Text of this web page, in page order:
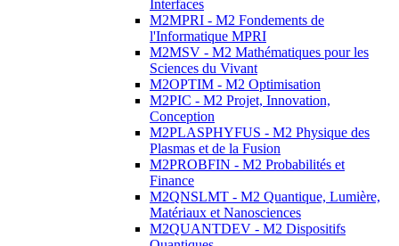
Interfaces
M2MPRI - M2 Fondements de
l'Informatique MPRI
M2MSV - M2 Mathématiques pour les
Sciences du Vivant
M2OPTIM - M2 Optimisation
M2PIC - M2 Projet, Innovation,
Conception
M2PLASPHYFUS - M2 Physique des
Plasmas et de la Fusion
M2PROBFIN - M2 Probabilités et
Finance
M2QNSLMT - M2 Quantique, Lumière,
Matériaux et Nanosciences
M2QUANTDEV - M2 Dispositifs